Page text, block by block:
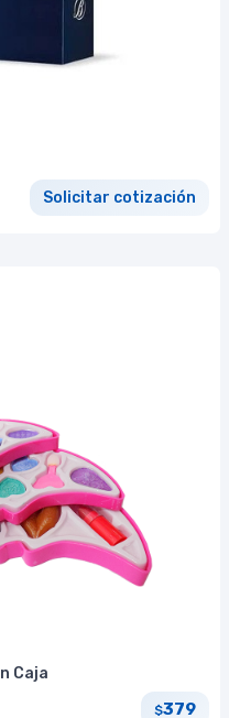
Solicitar cotización
Caja
$379